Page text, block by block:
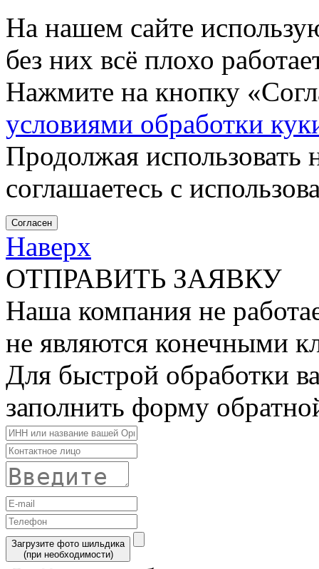
На нашем сайте
без них всё плохо
Нажмите на кнопку
условиями обработки
Продолжая использовать
соглашаетесь с
Согласен
Наверх
ОТПРАВИТЬ ЗАЯВКУ
Наша компания не
не являются конечными
Для быстрой обработки
заполнить форму
Загрузите фото шильдика
(при необходимости)